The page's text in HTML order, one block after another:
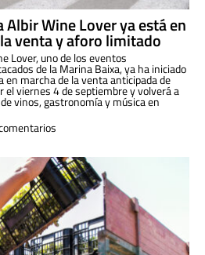
Albir Wine Lover ya está en
venta y aforo limitado
Lover, uno de los eventos
de la Marina Baixa, ya ha iniciado
en marcha de la venta anticipada de
el viernes 4 de septiembre y volverá a
vinos, gastronomía y música en